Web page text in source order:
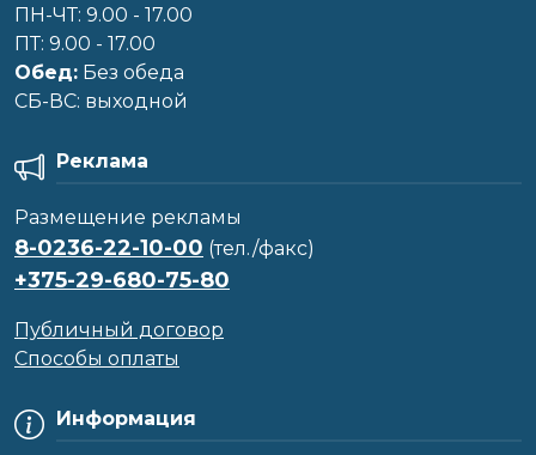
ПН-ЧТ: 9.00 - 17.00
ПТ: 9.00 - 17.00
Обед: Без обеда
CБ-ВС: выходной
Информация
Реклама
Размещение рекламы
8-0236-22-10-00 (тел./факс)
+375-29-680-75-80
Публичный договор
Способы оплаты